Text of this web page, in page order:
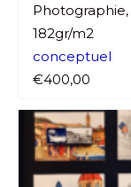
182gr/m2
conceptuel
€400,00